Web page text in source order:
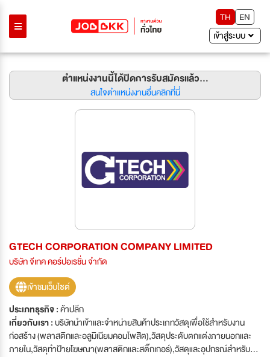
TH
EN
เข้าสู่ระบบ
ตำแหน่งงานนี้ได้ปิดการรับสมัครแล้ว...
สนใจตำแหน่งงานอื่นคลิกที่นี่
GTECH CORPORATION COMPANY LIMITED
บริษัท จีเทค คอร์ปอเรชั่น จำกัด
เข้าชมเว็บไซต์
ประเภทธุรกิจ :ค้าปลีก
เกี่ยวกับเรา :บริษัทนำเข้าและจำหน่ายสินค้าประเภทวัสดุเพื่อใช้สำหรับงาน
ก่อสร้าง (พลาสติกและอลูมิเนียมคอมโพสิต),วัสดุประดับตกแต่งภายนอกและ
ภายใน,วัสดุทำป้ายโฆษณา(พลาสติกและสติ๊กเกอร์),วัสดุและอุปกรณ์สำหรับ